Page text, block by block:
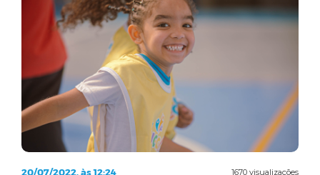
1670 visualizações
20/07/2022, às 12:24